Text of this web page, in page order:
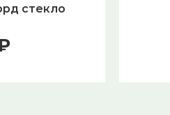
стекло